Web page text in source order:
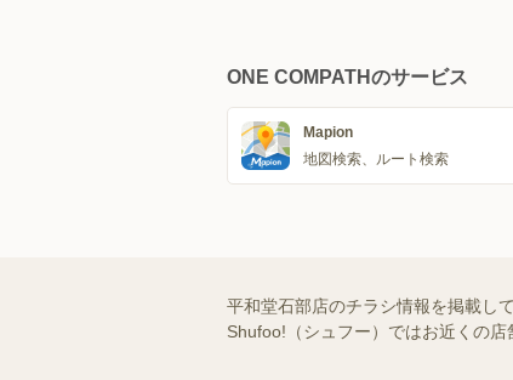
ONE COMPATHのサービス
Mapion
地図検索、ルート検索
平和堂石部店のチラシ情報を掲載し
Shufoo!（シュフー）ではお近くの